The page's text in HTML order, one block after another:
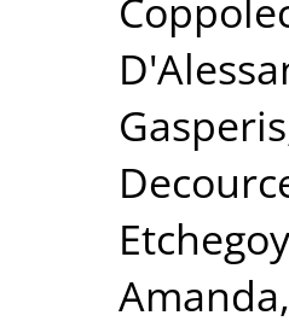
Amanda,